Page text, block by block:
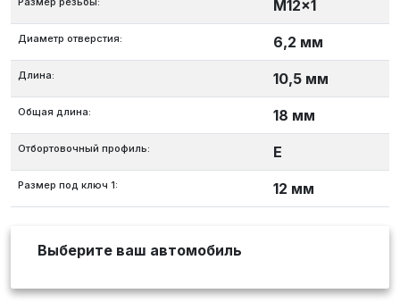
M12x1
Диаметр отверстия: 6,2 мм
Длина: 10,5 мм
Общая длина: 18 мм
Отбортовочный профиль: E
Размер под ключ 1: 12 мм
Выберите ваш автомобиль